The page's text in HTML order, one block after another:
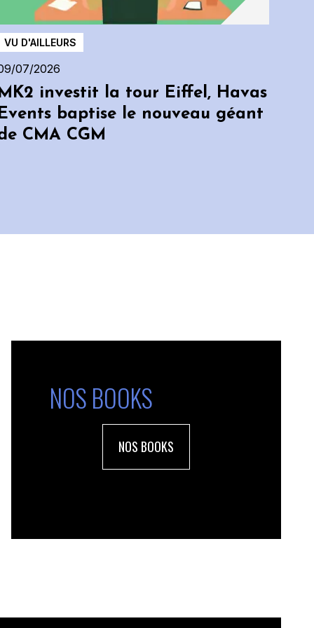
VU D'AILLEURS
07/2026
investit la tour Eiffel, Havas
baptise le nouveau géant
CMA CGM
NOS BOOKS
NOS BOOKS